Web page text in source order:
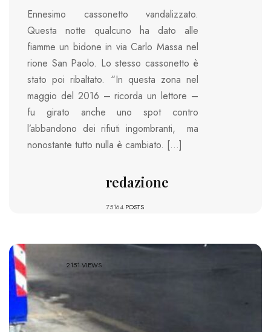
Ennesimo cassonetto vandalizzato.
Questa notte qualcuno ha dato alle
fiamme un bidone in via Carlo Massa nel
rione San Paolo. Lo stesso cassonetto è
stato poi ribaltato. “In questa zona nel
maggio del 2016 – ricorda un lettore –
fu girato anche uno spot contro
l’abbandono dei rifiuti ingombranti, ma
nonostante tutto nulla è cambiato. […]
redazione
75164 POSTS
2151 VIEWS